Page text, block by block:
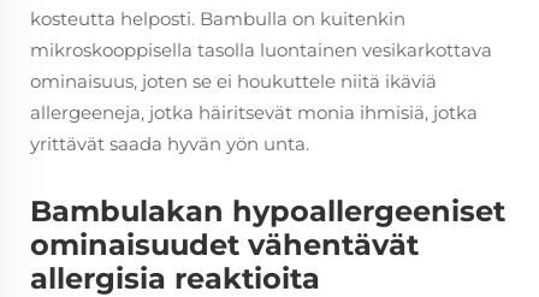
kosteutta helposti. Bambulla on kuitenkin
mikroskooppisella tasolla luontainen vesikarkottava
ominaisuus, joten se ei houkuttele niitä ikäviä
allergeeneja, jotka häiritsevät monia ihmisiä, jotka
yrittävät saada hyvän yön unta.
Bambulakan hypoallergeeniset
ominaisuudet vähentävät
allergisia reaktioita